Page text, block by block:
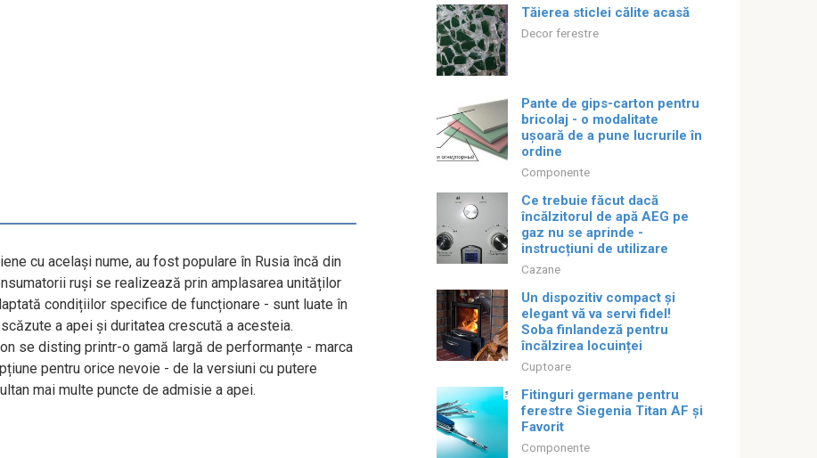
cu același nume, au fost populare în Rusia încă din
ruși se realizează prin amplasarea unităților
condițiilor specifice de funcționare - sunt luate în
a apei și duritatea crescută a acesteia.
se disting printr-o gamă largă de performanțe - marca
pentru orice nevoie - de la versiuni cu putere
mai multe puncte de admisie a apei.
Tăierea sticlei călite acasă
Decor ferestre
Pante de gips-carton pentru
bricolaj - o modalitate
ușoară de a pune lucrurile în
ordine
Componente
Ce trebuie făcut dacă
încălzitorul de apă AEG pe
gaz nu se aprinde -
instrucțiuni de utilizare
Cazane
Un dispozitiv compact și
elegant vă va servi fidel!
Soba finlandeză pentru
încălzirea locuinței
Cuptoare
Fitinguri germane pentru
ferestre Siegenia Titan AF și
Favorit
Componente